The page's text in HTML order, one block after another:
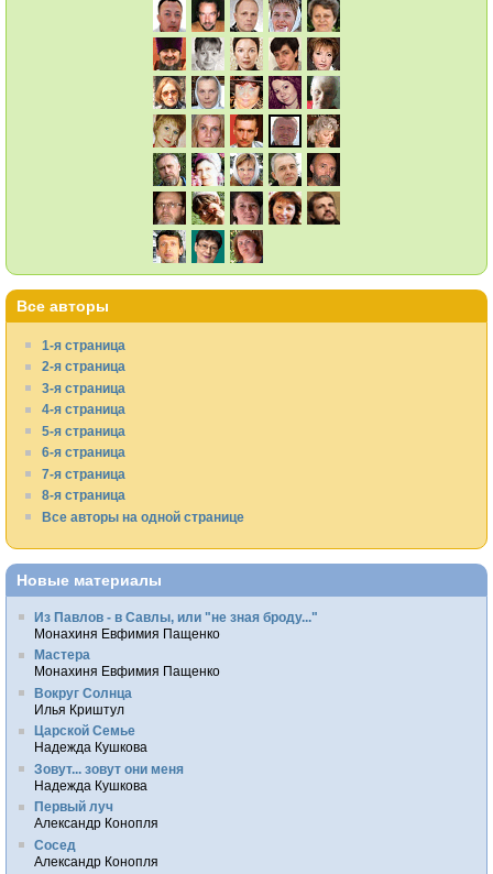
Все авторы
1-я страница
2-я страница
3-я страница
4-я страница
5-я страница
6-я страница
7-я страница
8-я страница
Все авторы на одной странице
Новые материалы
Из Павлов - в Савлы, или "не зная броду..."
Монахиня Евфимия Пащенко
Мастера
Монахиня Евфимия Пащенко
Вокруг Солнца
Илья Криштул
Царской Семье
Надежда Кушкова
Зовут... зовут они меня
Надежда Кушкова
Первый луч
Александр Конопля
Сосед
Александр Конопля